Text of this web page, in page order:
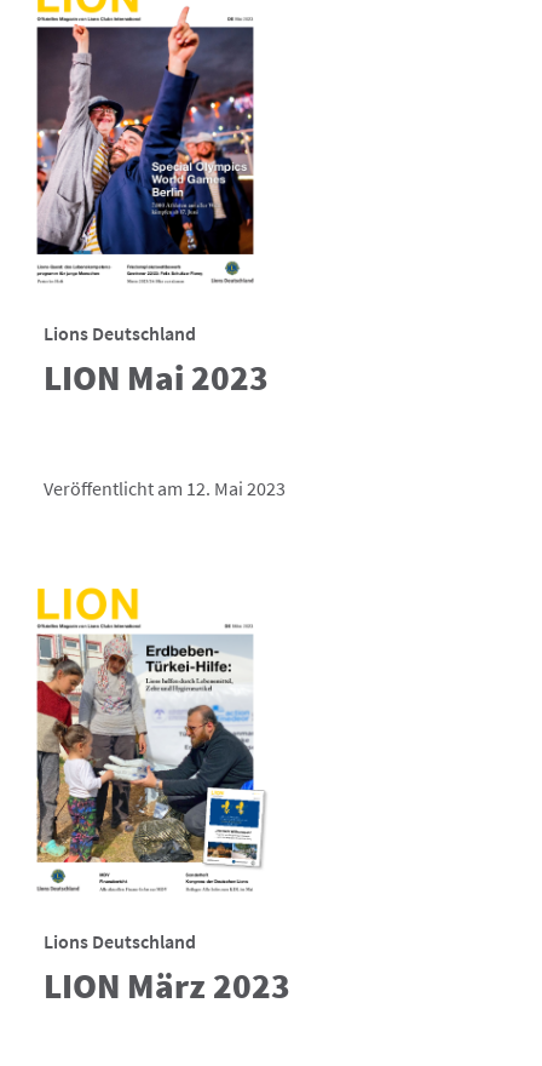
Lions Deutschland
LION Mai 2023
Veröffentlicht am 12. Mai 2023
Lions Deutschland
LION März 2023